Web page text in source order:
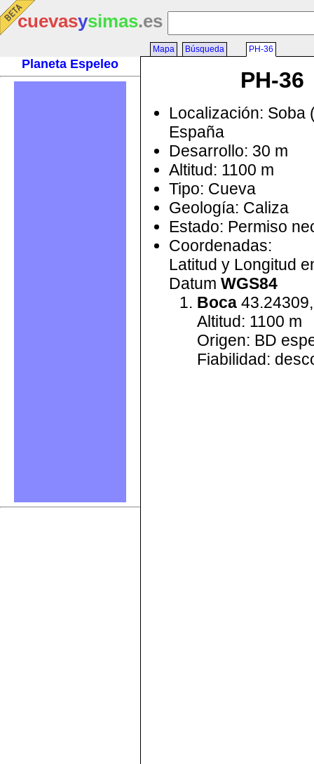
cuevasysimas.es
Planeta Espeleo
Mapa Búsqueda PH-36
PH-36
Localización: Soba
España
Desarrollo: 30 m
Altitud: 1100 m
Tipo: Cueva
Geología: Caliza
Estado: Permiso
Coordenadas:
Latitud y Longitud
Datum WGS84
Boca
Altitud: 1100 m
Origen: BD
Fiabilidad: